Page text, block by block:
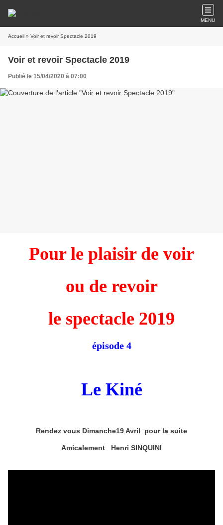
MENU
Accueil » Voir et revoir Spectacle 2019
Voir et revoir Spectacle 2019
Publié le 15/04/2020 à 07:00
Pour le plaisir de voir
ou de revoir
le spectacle 2019
épisode 4
Le Kiné
Rendez vous Dimanche19 Avril pour la suite
Amicalement Henri SINQUINI